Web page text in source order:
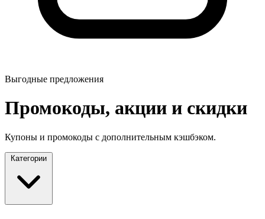
Выгодные предложения
Промокоды, акции и скидки
Купоны и промокоды с дополнительным кэшбэком.
Категории